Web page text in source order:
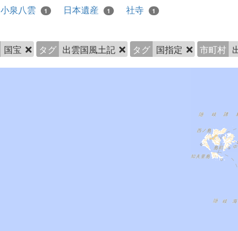
小泉八雲 1 日本遺産 1 社寺 1
国宝 タグ 出雲国風土記 タグ 国指定 市町村